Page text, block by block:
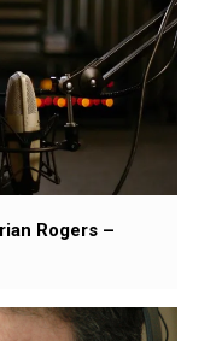
Rogers –